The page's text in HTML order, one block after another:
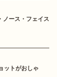
ノース・フェイス
ットがおしゃ